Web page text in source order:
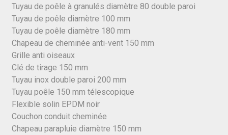
Tuyau de poêle à granulés diamètre 80 double paroi
Tuyau de poêle diamètre 100 mm
Tuyau de poêle diamètre 180 mm
Chapeau de cheminée anti-vent 150 mm
Grille anti oiseaux
Clé de tirage 150 mm
Tuyau inox double paroi 200 mm
Tuyau poêle 150 mm télescopique
Flexible solin EPDM noir
Couchon conduit cheminée
Chapeau parapluie diamètre 150 mm